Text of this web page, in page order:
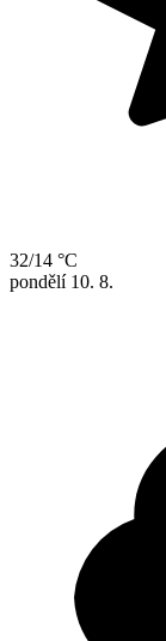
32/14 °C
pondělí 10. 8.